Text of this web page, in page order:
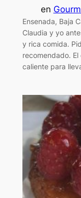
en
Ensenada, Baja
Claudia y yo
y rica comida.
recomendado.
caliente para